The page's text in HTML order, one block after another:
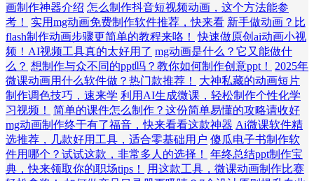
画制作神器介绍 怎么制作抖音短视频动画，这个方法能参
考！
实用mg动画免费制作软件推荐，快来看 新手做动画？比
flash制作动画步骤更简单的教程来咯！
快速做原创ai动画小视
频！AI视频工具真的太好用了 mg动画是什么？它又能做什
么？ 想制作与众不同的ppt吗？教你如何制作创意ppt！
2025年
微课动画用什么软件做？热门款推荐！
大神私藏的动画短片
制作调色技巧，速来学 利用AI生成微课，轻松制作个性化学
习视频！
简单的课件怎么制作？这份简单易懂的攻略请收好
mg动画制作终于有了福音，快来看看这款神器 Ai微课软件精
选推荐，几款好用工具，适合零基础用户 傻瓜电子书制作软
件用哪个？试试这款，非常多人的选择！
年终总结ppt制作宝
典，快来领取你的职场tips！
用这款工具，微课动画制作比赛